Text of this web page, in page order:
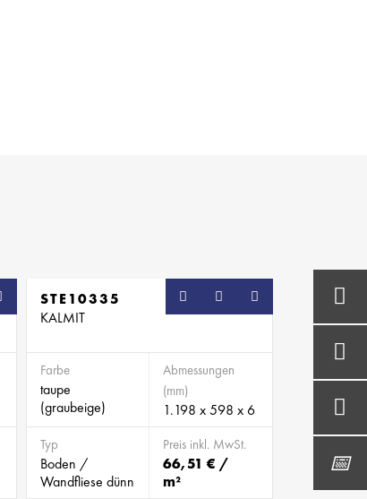
STE10335
KALMIT
Farbe
taupe
(graubeige)
Abmessungen
(mm)
1.198 x 598 x 6
Typ
Boden /
Wandfliese dünn
Preis inkl. MwSt.
66,51 € /
m²